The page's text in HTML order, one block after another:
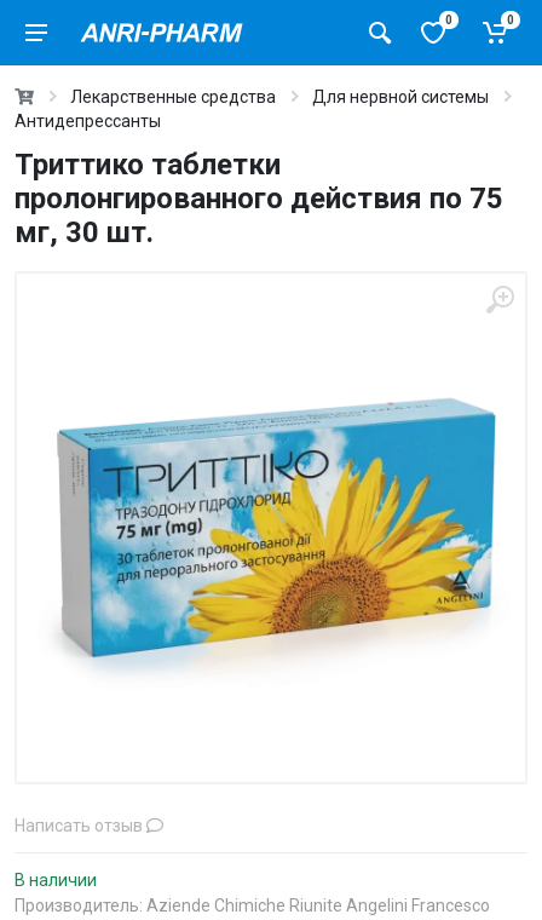
0 0
Лекарственные средства
Для нервной системы
Антидепрессанты
Триттико таблетки
пролонгированного действия по 75
мг, 30 шт.
Написать отзыв
В наличии
Производитель: Aziende Сhimiche Riunite Angelini Francesco